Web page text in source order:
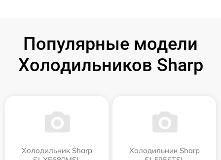
Популярные модели
Холодильников Sharp
Холодильник Sharp
Холодильник Sharp